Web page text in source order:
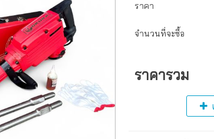
ราคา
จำนวนที่จะซื้อ
ราคารวม